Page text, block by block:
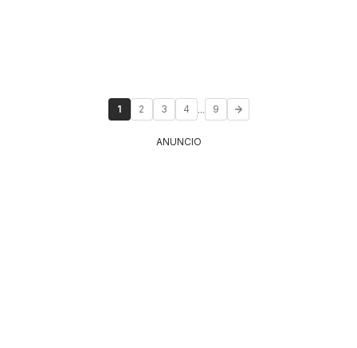
1 2 3 4 ... 9
ANUNCIO